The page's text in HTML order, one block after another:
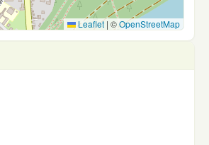
Leaflet | ©OpenStreetMap